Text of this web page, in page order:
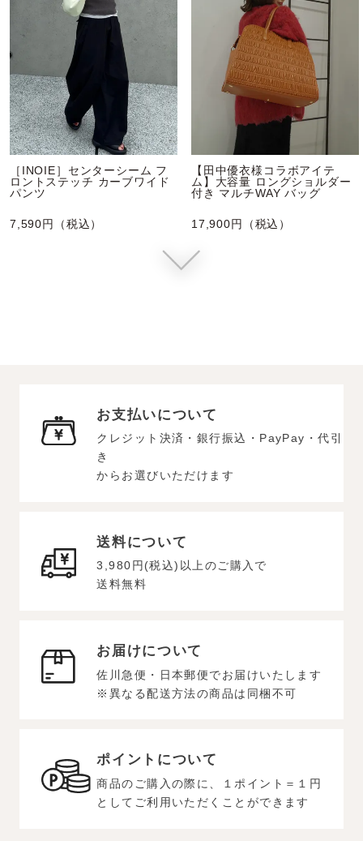
［INOIE］センターシーム フ
ロントステッチ カーブワイド
パンツ
7,590円（税込）
【田中優衣様コラボアイテ
ム】大容量 ロングショルダー
付き マルチWAY バッグ
17,900円（税込）
お支払いについて
クレジット決済・銀行振込・PayPay・代引
き
からお選びいただけます
送料について
3,980円(税込)以上のご購入で
送料無料
お届けについて
佐川急便・日本郵便でお届けいたします
※異なる配送方法の商品は同梱不可
ポイントについて
商品のご購入の際に、１ポイント＝１円
としてご利用いただくことができます